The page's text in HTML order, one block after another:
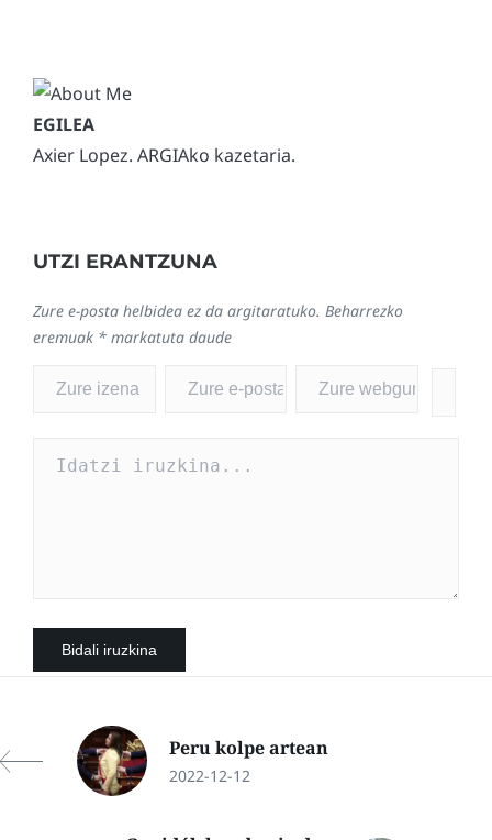
Axier Lopez. ARGIAko kazetaria.
UTZI ERANTZUNA
Zure e-posta helbidea ez da argitaratuko. Beharrezko
eremuak * markatuta daude
Peru kolpe artean
2022-12-12